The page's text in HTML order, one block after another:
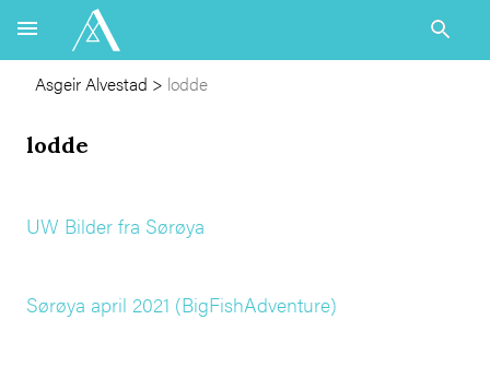
Asgeir Alvestad > lodde
lodde
UW Bilder fra Sørøya
Sørøya april 2021 (BigFishAdventure)